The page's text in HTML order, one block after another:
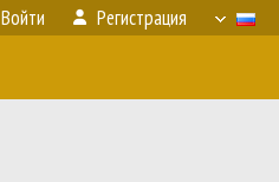
Войти Регистрация